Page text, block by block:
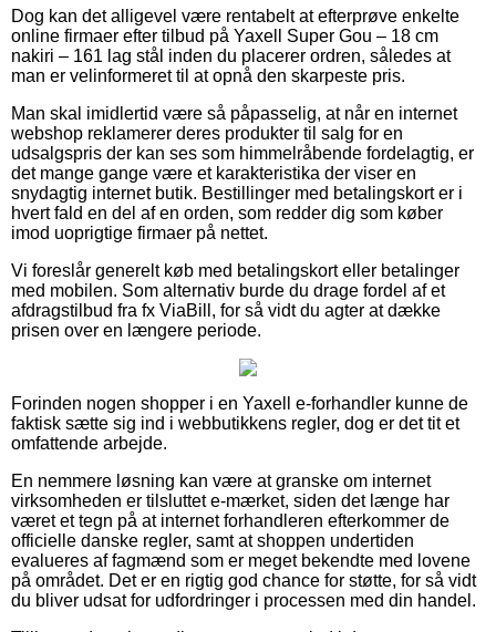
Dog kan det alligevel være rentabelt at efterprøve enkelte
online firmaer efter tilbud på Yaxell Super Gou – 18 cm
nakiri – 161 lag stål inden du placerer ordren, således at
man er velinformeret til at opnå den skarpeste pris.
Man skal imidlertid være så påpasselig, at når en internet
webshop reklamerer deres produkter til salg for en
udsalgspris der kan ses som himmelråbende fordelagtig, er
det mange gange være et karakteristika der viser en
snydagtig internet butik. Bestillinger med betalingskort er i
hvert fald en del af en orden, som redder dig som køber
imod uoprigtige firmaer på nettet.
Vi foreslår generelt køb med betalingskort eller betalinger
med mobilen. Som alternativ burde du drage fordel af et
afdragstilbud fra fx ViaBill, for så vidt du agter at dække
prisen over en længere periode.
Forinden nogen shopper i en Yaxell e-forhandler kunne de
faktisk sætte sig ind i webbutikkens regler, dog er det tit et
omfattende arbejde.
En nemmere løsning kan være at granske om internet
virksomheden er tilsluttet e-mærket, siden det længe har
været et tegn på at internet forhandleren efterkommer de
officielle danske regler, samt at shoppen undertiden
evalueres af fagmænd som er meget bekendte med lovene
på området. Det er en rigtig god chance for støtte, for så vidt
du bliver udsat for udfordringer i processen med din handel.